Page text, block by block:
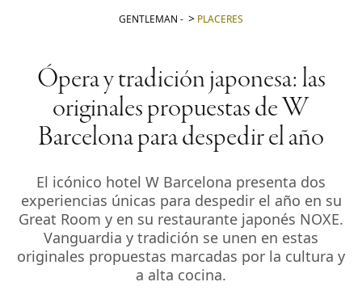
GENTLEMAN - PLACERES
Ópera y tradición japonesa: las
originales propuestas de W
Barcelona para despedir el año
El icónico hotel W Barcelona presenta dos
experiencias únicas para despedir el año en su
Great Room y en su restaurante japonés NOXE.
Vanguardia y tradición se unen en estas
originales propuestas marcadas por la cultura y
a alta cocina.